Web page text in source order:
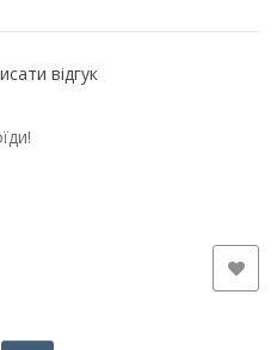
відгук